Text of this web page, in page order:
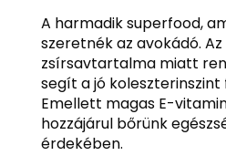
A harmadik superfood,
szeretnék az avokádó.
zsírsavtartalma miatt
segít a jó
Emellett magas E-
hozzájárul bőrünk
érdekében.